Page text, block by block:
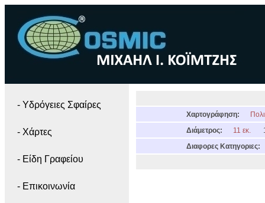
- Yδρόγειες Σφαίρες
- Χάρτες
- Είδη Γραφείου
- Επικοινωνία
Χαρτογράφηση:
Διάμετρος:
11 εκ.
Διαφορες Κατηγοριες: